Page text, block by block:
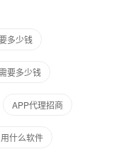
多少钱
要多少钱
APP代理招商
什么软件